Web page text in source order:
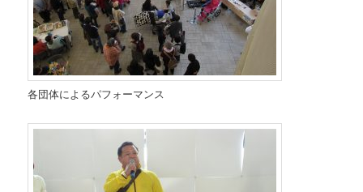
各団体によるパフォーマンス